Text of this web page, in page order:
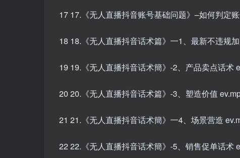
17 17.《无人直播抖音账号基础问题》–如何判定
18 18.《无人直播抖音话术篇》一1、最新不违规
19 19.《无人直播抖音话术簡》-2、产品卖点话术
20 20.《无人直播抖音话术篇》-3、塑造价值
21 21.《无人直播抖音话术簡》一4、场景营造
22 22.《无人直播抖音话术簡》-5、销售促单话术